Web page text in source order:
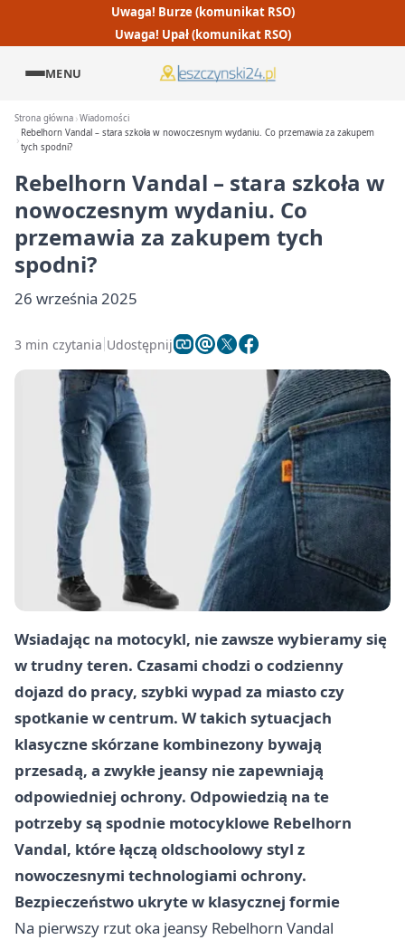
Uwaga! Burze (komunikat RSO)
Uwaga! Upał (komunikat RSO)
MENU
Strona główna Wiadomości
Rebelhorn Vandal – stara szkoła w nowoczesnym wydaniu. Co przemawia za zakupem
tych spodni?
Rebelhorn Vandal – stara szkoła w
nowoczesnym wydaniu. Co
przemawia za zakupem tych
spodni?
26 września 2025
3 min czytania Udostępnij
Wsiadając na motocykl, nie zawsze wybieramy się
w trudny teren. Czasami chodzi o codzienny
dojazd do pracy, szybki wypad za miasto czy
spotkanie w centrum. W takich sytuacjach
klasyczne skórzane kombinezony bywają
przesadą, a zwykłe jeansy nie zapewniają
odpowiedniej ochrony. Odpowiedzią na te
potrzeby są spodnie motocyklowe Rebelhorn
Vandal, które łączą oldschoolowy styl z
nowoczesnymi technologiami ochrony.
Bezpieczeństwo ukryte w klasycznej formie
Na pierwszy rzut oka jeansy Rebelhorn Vandal